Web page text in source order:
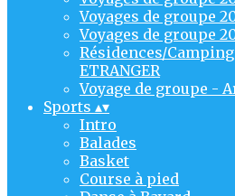
Voyages de groupe
Voyages de groupe
Résidences/
ETRANGER
Voyage de groupe -
Sports ▴▾
Intro
Balades
Basket
Course à pied